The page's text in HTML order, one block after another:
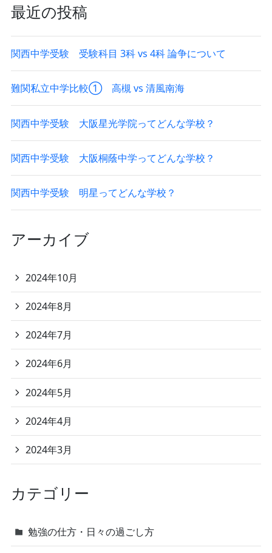
最近の投稿
関西中学受験 受験科目 3科 vs 4科 論争について
難関私立中学比較① 高槻 vs 清風南海
関西中学受験 大阪星光学院ってどんな学校？
関西中学受験 大阪桐蔭中学ってどんな学校？
関西中学受験 明星ってどんな学校？
アーカイブ
2024年10月
2024年8月
2024年7月
2024年6月
2024年5月
2024年4月
2024年3月
カテゴリー
勉強の仕方・日々の過ごし方